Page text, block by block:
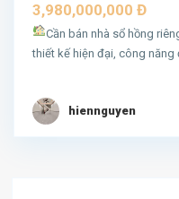
3,980,000,000 Đ
Cần bán nhà sổ hồng
thiết kế hiện đại, công
hiennguyen